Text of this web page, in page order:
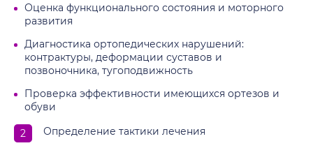
Оценка функционального состояния и моторного
развития
Диагностика ортопедических нарушений:
контрактуры, деформации суставов и
позвоночника, тугоподвижность
Проверка эффективности имеющихся ортезов и
обуви
Определение тактики лечения